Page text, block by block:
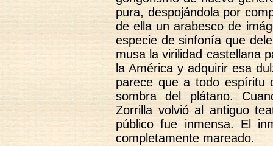
pura, despojándola por
de ella un arabesco de
especie de sinfonía que
musa la virilidad castellana
la América y adquirir esa
parece que a todo espíritu
sombra del plátano.
Zorrilla volvió al antiguo
público fue inmensa. El
completamente mareado.